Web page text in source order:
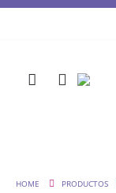
HOME PRODUCTOS